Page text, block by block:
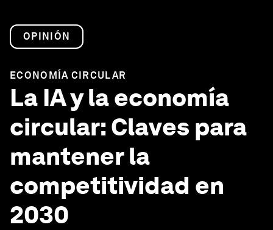
OPINIÓN
ECONOMÍA CIRCULAR
La IA y la economía
circular: Claves para
mantener la
competitividad en
2030